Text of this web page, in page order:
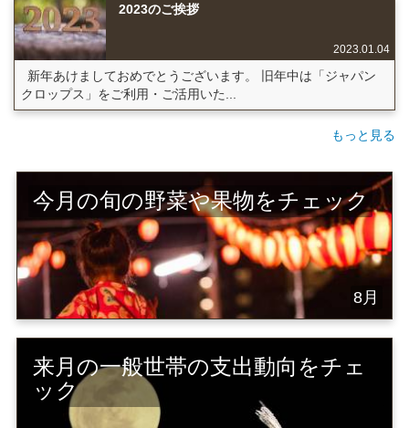
2023のご挨拶
2023.01.04
新年あけましておめでとうございます。 旧年中は「ジャパン
クロップス」をご利用・ご活用いた...
もっと見る
今月の旬の野菜や果物をチェック
8月
来月の一般世帯の支出動向をチェ
ック